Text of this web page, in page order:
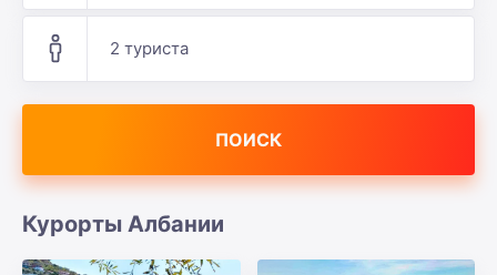
2 туриста
ПОИСК
Курорты Албании